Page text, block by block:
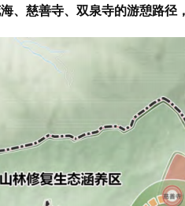
、慈善寺、双泉寺的游憩路径，